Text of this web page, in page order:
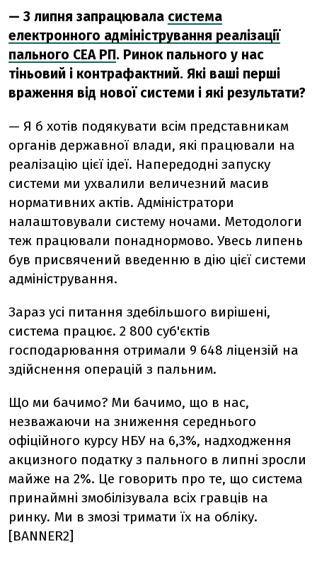
— З липня запрацювала система
електронного адміністрування реалізації
пального СЕА РП. Ринок пального у нас
тіньовий і контрафактний. Які ваші перші
враження від нової системи і які результати?
— Я б хотів подякувати всім представникам
органів державної влади, які працювали на
реалізацію цієї ідеї. Напередодні запуску
системи ми ухвалили величезний масив
нормативних актів. Адміністратори
налаштовували систему ночами. Методологи
теж працювали понаднормово. Увесь липень
був присвячений введенню в дію цієї системи
адміністрування.
Зараз усі питання здебільшого вирішені,
система працює. 2 800 суб'єктів
господарювання отримали 9 648 ліцензій на
здійснення операцій з пальним.
Що ми бачимо? Ми бачимо, що в нас,
незважаючи на зниження середнього
офіційного курсу НБУ на 6,3%, надходження
акцизного податку з пального в липні зросли
майже на 2%. Це говорить про те, що система
принаймні змобілізувала всіх гравців на
ринку. Ми в змозі тримати їх на обліку.
[BANNER2]